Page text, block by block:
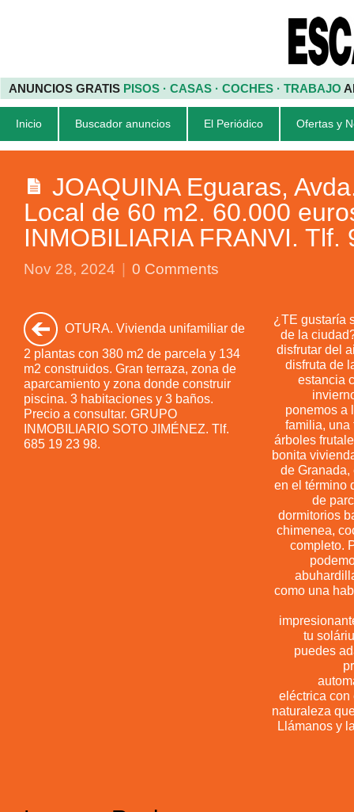
ANUNCIOS GRATIS PISOS · CASAS · COCHES · TRABAJO
Inicio Buscador anuncios El Periódico Ofertas y
JOAQUINA Eguaras,
Local de 60 m2. 60.000
INMOBILIARIA FRANVI. Tlf.
Nov 28, 2024 0 Comments
OTURA. Vivienda unifamiliar de
2 plantas con 380 m2 de parcela y 134
m2 construidos. Gran terraza, zona de
aparcamiento y zona donde construir
piscina. 3 habitaciones y 3 baños.
Precio a consultar. GRUPO
INMOBILIARIO SOTO JIMÉNEZ. Tlf.
685 19 23 98.
¿TE gustaría
de la
disfrutar del
disfruta de
estancia
ponemos a
familia, una
árboles
bonita
de
en el término
de
dormitorios
chimenea,
completo.
como una
tu
puedes
eléctrica con
naturaleza
Llámanos y